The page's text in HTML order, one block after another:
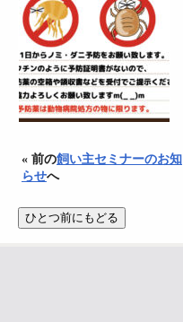
« 前の飼い主セミナーのお知
らせへ